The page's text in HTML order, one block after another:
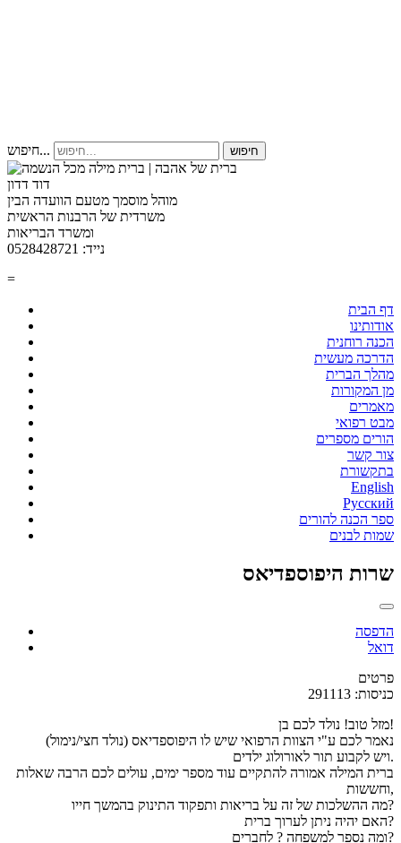
חיפוש... חיפוש
דוד דדון
מוהל מוסמך מטעם הוועדה הבין
משרדית של הרבנות הראשית
ומשרד הבריאות
נייד: 0528428721
=
דף הבית
אודותינו
הכנה רוחנית
הדרכה מעשית
מהלך הברית
מן המקורות
מאמרים
מבט רפואי
הורים מספרים
צור קשר
בתקשורת
English
Русский
ספר הכנה להורים
שמות לבנים
שרות היפוספדיאס
הדפסה
דואל
פרטים
כניסות: 291113
מזל טוב! נולד לכם בן!
נאמר לכם ע"י הצוות הרפואי שיש לו היפוספדיאס (נולד חצי/נימול)
ויש לקבוע תור לאורולוג ילדים.
ברית המילה אמורה להתקיים עוד מספר ימים, עולים לכם הרבה שאלות
וחששות,
מה ההשלכות של זה על בריאות ותפקוד התינוק בהמשך חייו?
האם יהיה ניתן לערוך ברית?
ומה נספר למשפחה ? לחברים?